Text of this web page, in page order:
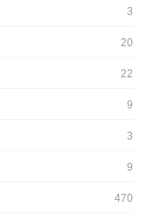
3
20
22
9
3
9
470